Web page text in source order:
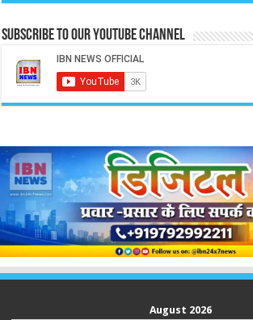
Subscribe to our Youtube Channel
August 2026